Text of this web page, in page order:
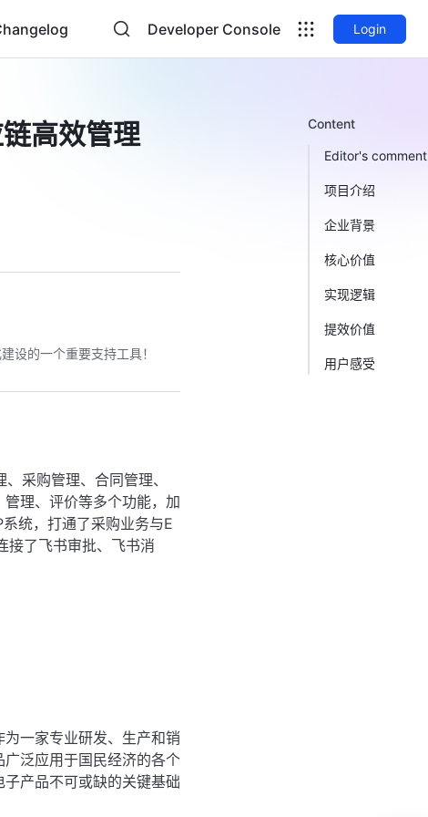
Developer Console Login
高效管理 Content
Editor's comment
项目介绍
企业背景
核心价值
实现逻辑
提效价值
用户感受
设的一个重要支持工具！
采购管理、合同管理、
理、评价等多个功能，加
统，打通了采购业务与E
接了飞书审批、飞书消
一家专业研发、生产和销
泛应用于国民经济的各个
产品不可或缺的关键基础